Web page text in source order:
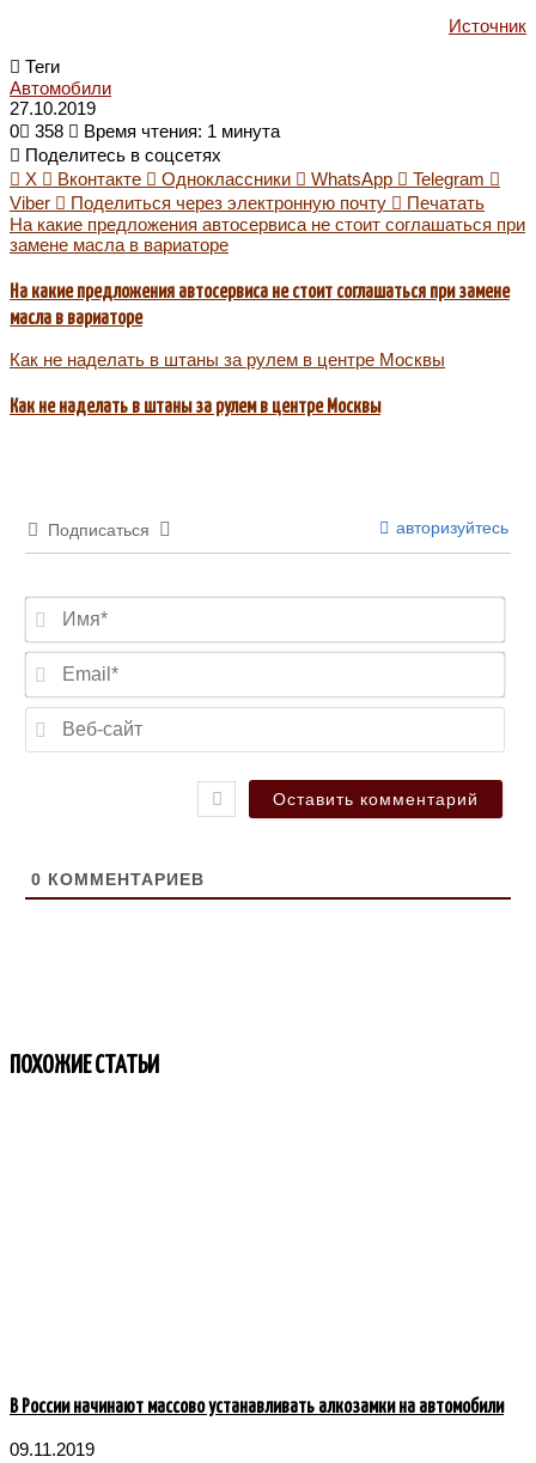
Источник
Теги
Автомобили
27.10.2019
0
358
Время чтения: 1 минута
Поделитесь в соцсетях
X
Вконтакте Одноклассники WhatsApp
Telegram
Viber
Поделиться через электронную почту
Печатать
На какие предложения автосервиса не стоит соглашаться при
замене масла в вариаторе
На какие предложения автосервиса не стоит соглашаться при замене
масла в вариаторе
Как не наделать в штаны за рулем в центре Москвы
Как не наделать в штаны за рулем в центре Москвы
Подписаться авторизуйтесь
0 КОММЕНТАРИЕВ
ПОХОЖИЕ СТАТЬИ
В России начинают массово устанавливать алкозамки на автомобили
09.11.2019